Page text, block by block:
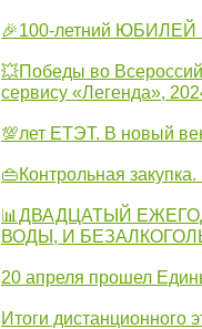
🎉100-летний ЮБИЛЕЙ
💥Победы во
сервису «Легенда»,
💯лет ЕТЭТ. В новый
👜Контрольная
📊ДВАДЦАТЫЙ
ВОДЫ, И
20 апреля прошел
Итоги дистанционного